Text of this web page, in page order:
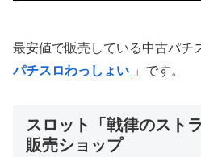
最安値で販売している中古パチ
パチスロわっしょい 」です。
スロット「戦律のスト
販売ショップ